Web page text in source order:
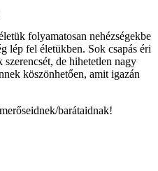
folyamatosan nehézségekbe
lép fel életükben. Sok csapás éri
de hihetetlen nagy
köszönhetően, amit igazán
barátaidnak!